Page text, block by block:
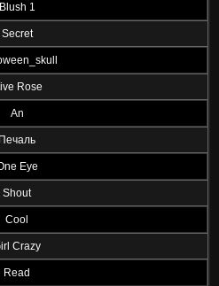
Blush 1
Secret
Rose
An
Печаль
Eye
Shout
Cool
Crazy
Read